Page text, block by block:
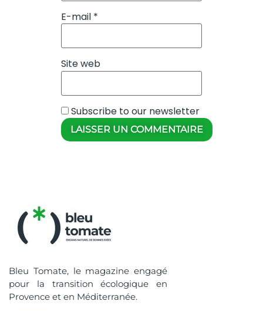
E-mail *
Site web
Subscribe to our newsletter
Bleu Tomate, le magazine engagé
pour la transition écologique en
Provence et en Méditerranée.